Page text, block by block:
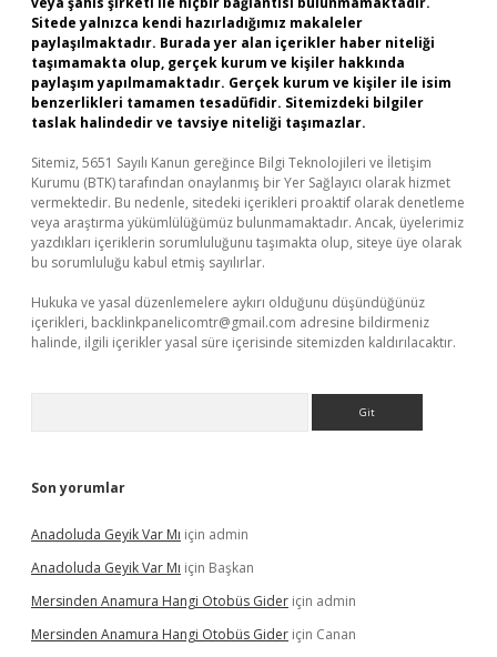
Sitede yalnızca kendi hazırladığımız makaleler
paylaşılmaktadır. Burada yer alan içerikler haber niteliği
taşımamakta olup, gerçek kurum ve kişiler hakkında
paylaşım yapılmamaktadır. Gerçek kurum ve kişiler ile isim
benzerlikleri tamamen tesadüfidir. Sitemizdeki bilgiler
taslak halindedir ve tavsiye niteliği taşımazlar.
Sitemiz, 5651 Sayılı Kanun gereğince Bilgi Teknolojileri ve İletişim
Kurumu (BTK) tarafından onaylanmış bir Yer Sağlayıcı olarak hizmet
vermektedir. Bu nedenle, sitedeki içerikleri proaktif olarak denetleme
veya araştırma yükümlülüğümüz bulunmamaktadır. Ancak, üyelerimiz
yazdıkları içeriklerin sorumluluğunu taşımakta olup, siteye üye olarak
bu sorumluluğu kabul etmiş sayılırlar.
Hukuka ve yasal düzenlemelere aykırı olduğunu düşündüğünüz
içerikleri, backlinkpanelicomtr@gmail.com adresine bildirmeniz
halinde, ilgili içerikler yasal süre içerisinde sitemizden kaldırılacaktır.
Son yorumlar
Anadoluda Geyik Var Mı için admin
Anadoluda Geyik Var Mı için Başkan
Mersinden Anamura Hangi Otobüs Gider için admin
Mersinden Anamura Hangi Otobüs Gider için Canan